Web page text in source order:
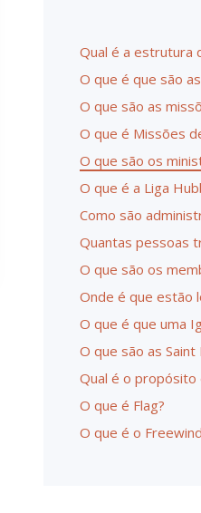
Qual é a estrutura
O que é que são
O que são as
O que é Missões
O que são os
O que é a Liga
Como são
Quantas pessoas
O que são os
Onde é que estão
O que é que uma
O que são as Saint
Qual é o propósito
O que é Flag?
O que é o